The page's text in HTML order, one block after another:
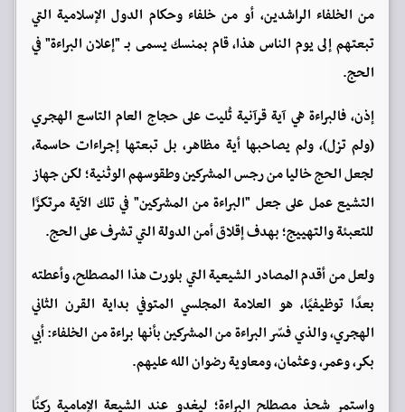
من الخلفاء الراشدين، أو من خلفاء وحكام الدول الإسلامية التي
تبعتهم إلى يوم الناس هذا، قام بمنسك يسمى بـ "إعلان البراءة" في
الحج.
إذن، فالبراءة هي آية قرآنية تُليت على حجاج العام التاسع الهجري
(ولم تزل)، ولم يصاحبها أية مظاهر، بل تبعتها إجراءات حاسمة،
لجعل الحج خاليا من رجس المشركين وطقوسهم الوثنية؛ لكن جهاز
التشيع عمل على جعل "البراءة من المشركين" في تلك الآية مرتكزًا
للتعبئة والتهييج؛ بهدف إقلاق أمن الدولة التي تشرف على الحج.
ولعل من أقدم المصادر الشيعية التي بلورت هذا المصطلح، وأعطته
بعدًا توظيفيًا، هو العلامة المجلسي المتوفي بداية القرن الثاني
الهجري، والذي فسّر البراءة من المشركين بأنها براءة من الخلفاء: أبي
بكر، وعمر، وعثمان، ومعاوية رضوان الله عليهم.
واستمر شحذ مصطلح البراءة؛ ليغدو عند الشيعة الإمامية ركنًا